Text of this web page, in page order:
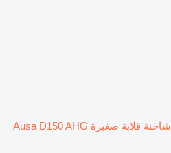
شاحنة قلابة صغيرة Ausa D150 AHG